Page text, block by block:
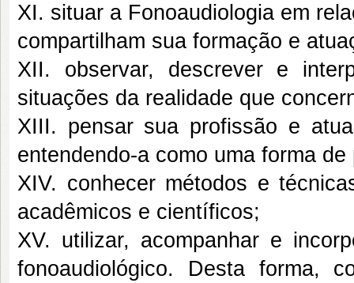
XI. situar a Fonoaudiologia em
compartilham sua formação e
XII. observar, descrever e
situações da realidade que
XIII. pensar sua profissão e
entendendo-a como uma forma
XIV. conhecer métodos e
acadêmicos e científicos;
XV. utilizar, acompanhar e
fonoaudiológico. Desta forma,